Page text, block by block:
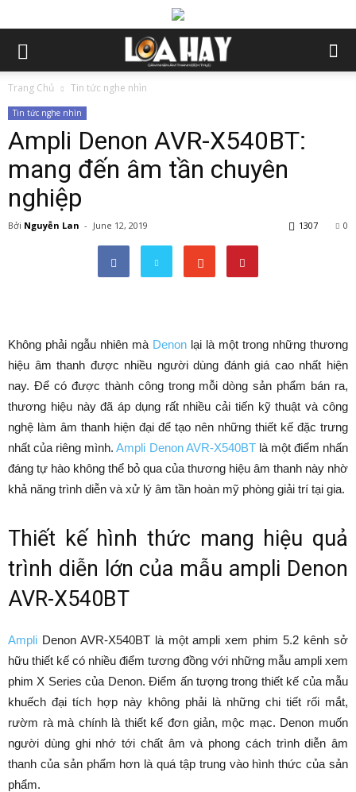
Trang Chủ Tin tức nghe nhìn
Tin tức nghe nhìn
Ampli Denon AVR-X540BT:
mang đến âm tần chuyên
nghiệp
Bởi Nguyễn Lan - June 12, 2019 0
1307
Không phải ngẫu nhiên mà Denon lại là một trong những thương
hiệu âm thanh được nhiều người dùng đánh giá cao nhất hiện
nay. Để có được thành công trong mỗi dòng sản phẩm bán ra,
thương hiệu này đã áp dụng rất nhiều cải tiến kỹ thuật và công
nghệ làm âm thanh hiện đại để tạo nên những thiết kế đặc trưng
nhất của riêng mình.Ampli Denon AVR-X540BTlà một điểm nhấn
đáng tự hào không thể bỏ qua của thương hiệu âm thanh này nhờ
khả năng trình diễn và xử lý âm tần hoàn mỹ phòng giải trí tại gia.
Thiết kế hình thức mang hiệu quả
trình diễn lớn của mẫu ampli Denon
AVR-X540BT
Ampli Denon AVR-X540BT là một ampli xem phim 5.2 kênh sở
hữu thiết kế có nhiều điểm tương đồng với những mẫu ampli xem
phim X Series của Denon. Điểm ấn tượng trong thiết kế của mẫu
khuếch đại tích hợp này không phải là những chi tiết rối mắt,
rườm rà mà chính là thiết kế đơn giản, mộc mạc. Denon muốn
người dùng ghi nhớ tới chất âm và phong cách trình diễn âm
thanh của sản phẩm hơn là quá tập trung vào hình thức của sản
phẩm.